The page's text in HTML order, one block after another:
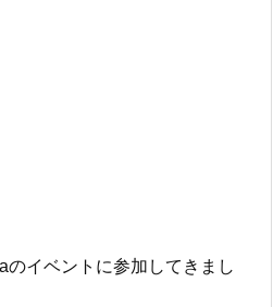
のイベントに参加してきまし